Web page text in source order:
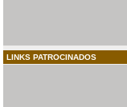
LINKS PATROCINADOS